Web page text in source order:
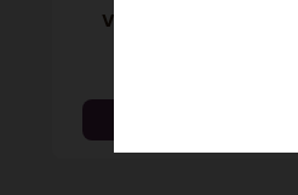
Våffeljärn - Stort